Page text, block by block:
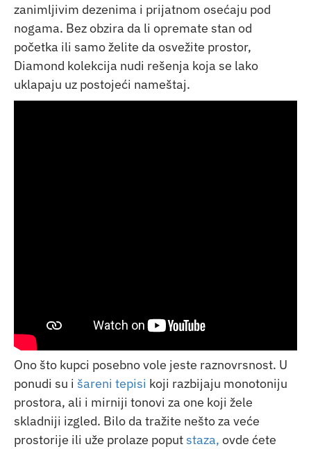
zanimljivim dezenima i prijatnom osećaju pod
nogama. Bez obzira da li opremate stan od
početka ili samo želite da osvežite prostor,
Diamond kolekcija nudi rešenja koja se lako
uklapaju uz postojeći nameštaj.
Ono što kupci posebno vole jeste raznovrsnost. U
ponudi su i šareni tepisi koji razbijaju monotoniju
prostora, ali i mirniji tonovi za one koji žele
skladniji izgled. Bilo da tražite nešto za veće
prostorije ili uže prolaze poput staza, ovde ćete